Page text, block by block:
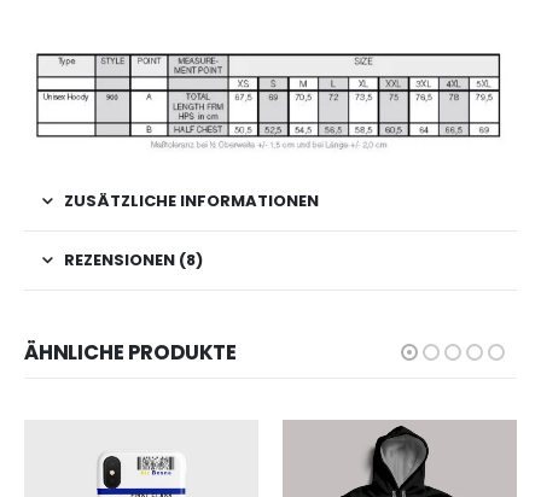
ZUSÄTZLICHE INFORMATIONEN
REZENSIONEN (8)
ÄHNLICHE PRODUKTE